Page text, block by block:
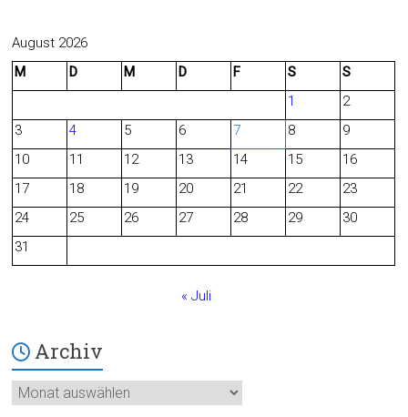
c
b
o
August 2026
M
D M D F S
S
1
2
3
4 5 6 7 8
9
10
11 12 13 14 15
16
17
18 19 20 21 22
23
24
25 26 27 28 29
30
31
« Juli
Archiv
Archiv